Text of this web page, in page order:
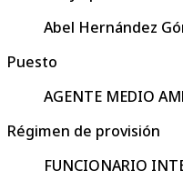
Abel Hernández
Puesto
AGENTE MEDIO
Régimen de provisión
FUNCIONARIO